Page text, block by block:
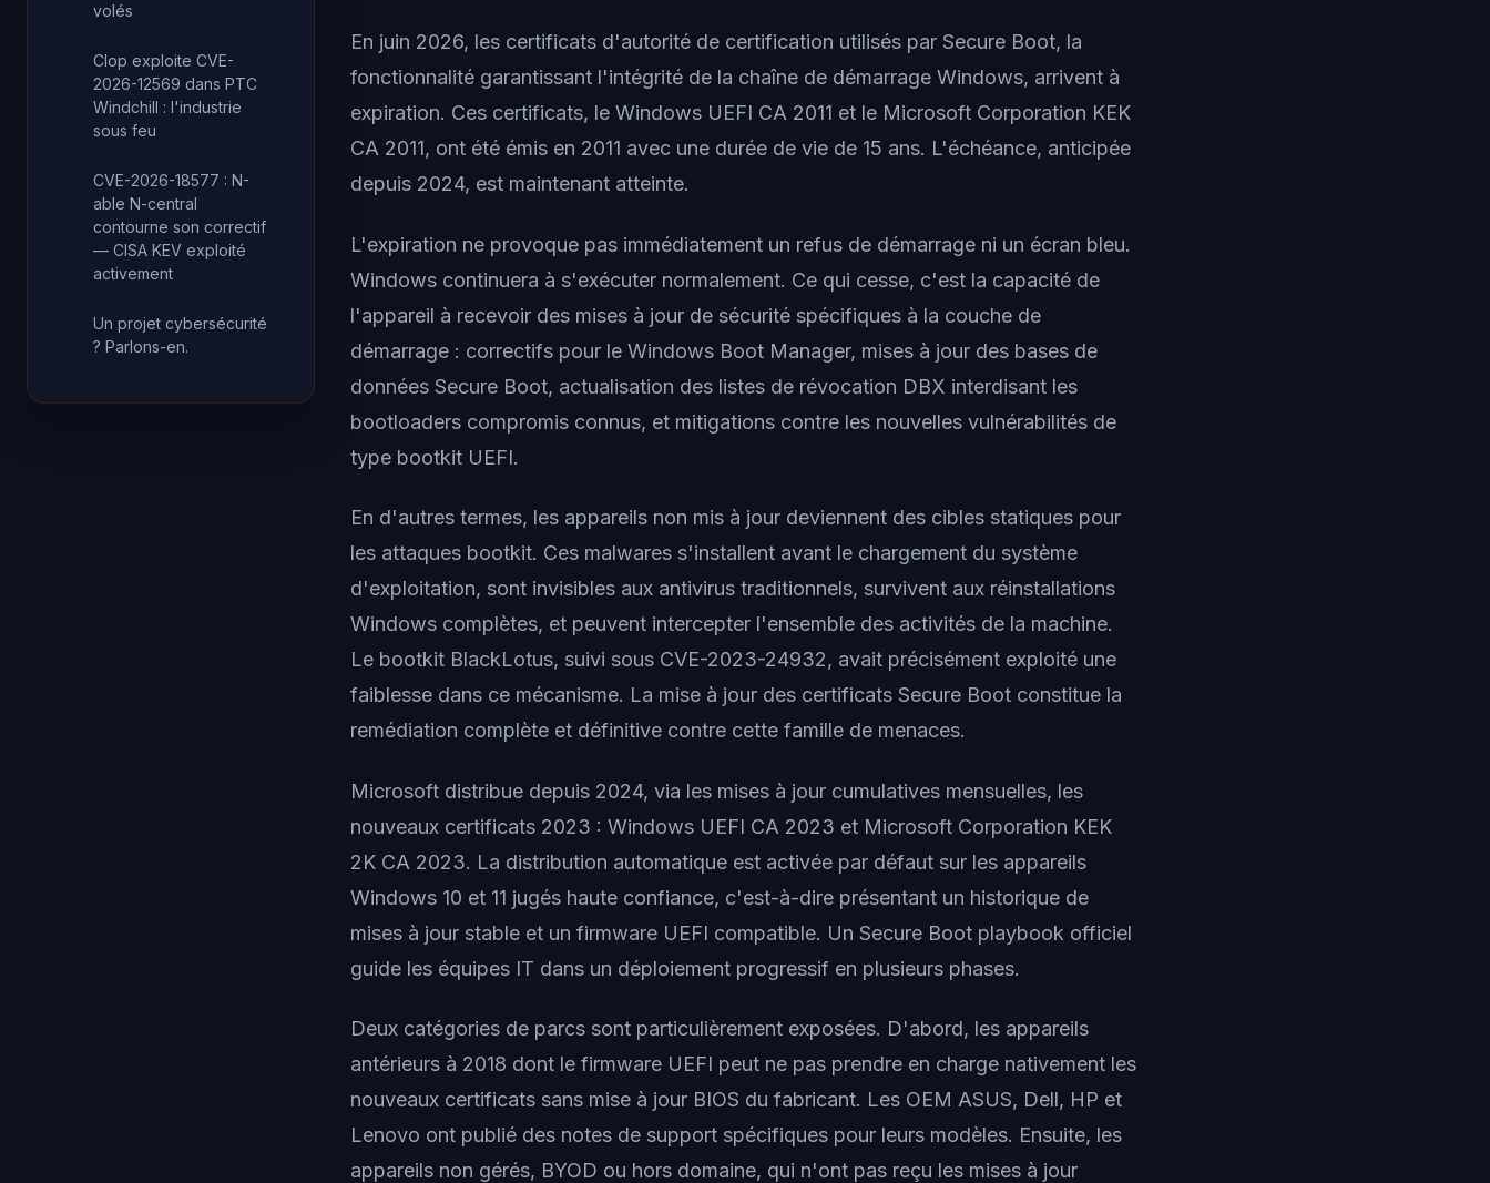
volés
Clop exploite CVE-
2026-12569 dans PTC
Windchill : l'industrie
sous feu
CVE-2026-18577 : N-
able N-central
contourne son correctif
— CISA KEV exploité
activement
Un projet cybersécurité
? Parlons-en.
En juin 2026, les certificats d'autorité de certification utilisés par Secure Boot, la
fonctionnalité garantissant l'intégrité de la chaîne de démarrage Windows, arrivent à
expiration. Ces certificats, le Windows UEFI CA 2011 et le Microsoft Corporation KEK
CA 2011, ont été émis en 2011 avec une durée de vie de 15 ans. L'échéance, anticipée
depuis 2024, est maintenant atteinte.
L'expiration ne provoque pas immédiatement un refus de démarrage ni un écran bleu.
Windows continuera à s'exécuter normalement. Ce qui cesse, c'est la capacité de
l'appareil à recevoir des mises à jour de sécurité spécifiques à la couche de
démarrage : correctifs pour le Windows Boot Manager, mises à jour des bases de
données Secure Boot, actualisation des listes de révocation DBX interdisant les
bootloaders compromis connus, et mitigations contre les nouvelles vulnérabilités de
type bootkit UEFI.
En d'autres termes, les appareils non mis à jour deviennent des cibles statiques pour
les attaques bootkit. Ces malwares s'installent avant le chargement du système
d'exploitation, sont invisibles aux antivirus traditionnels, survivent aux réinstallations
Windows complètes, et peuvent intercepter l'ensemble des activités de la machine.
Le bootkit BlackLotus, suivi sous CVE-2023-24932, avait précisément exploité une
faiblesse dans ce mécanisme. La mise à jour des certificats Secure Boot constitue la
remédiation complète et définitive contre cette famille de menaces.
Microsoft distribue depuis 2024, via les mises à jour cumulatives mensuelles, les
nouveaux certificats 2023 : Windows UEFI CA 2023 et Microsoft Corporation KEK
2K CA 2023. La distribution automatique est activée par défaut sur les appareils
Windows 10 et 11 jugés haute confiance, c'est-à-dire présentant un historique de
mises à jour stable et un firmware UEFI compatible. Un Secure Boot playbook officiel
guide les équipes IT dans un déploiement progressif en plusieurs phases.
Deux catégories de parcs sont particulièrement exposées. D'abord, les appareils
antérieurs à 2018 dont le firmware UEFI peut ne pas prendre en charge nativement les
nouveaux certificats sans mise à jour BIOS du fabricant. Les OEM ASUS, Dell, HP et
Lenovo ont publié des notes de support spécifiques pour leurs modèles. Ensuite, les
appareils non gérés, BYOD ou hors domaine, qui n'ont pas reçu les mises à jour